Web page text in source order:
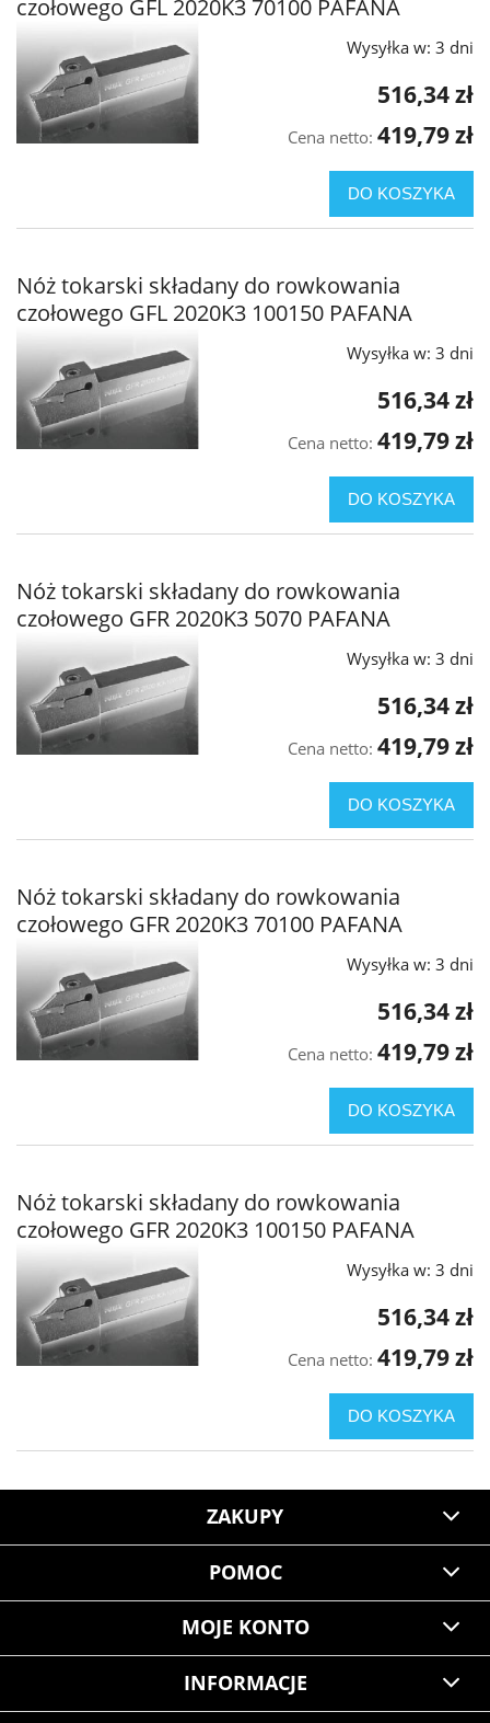
czołowego GFL 2020K3 70100 PAFANA
Wysyłka w: 3 dni
516,34 zł
Cena netto: 419,79 zł
DO KOSZYKA
Nóż tokarski składany do rowkowania
czołowego GFL 2020K3 100150 PAFANA
Wysyłka w: 3 dni
516,34 zł
Cena netto: 419,79 zł
DO KOSZYKA
Nóż tokarski składany do rowkowania
czołowego GFR 2020K3 5070 PAFANA
Wysyłka w: 3 dni
516,34 zł
Cena netto: 419,79 zł
DO KOSZYKA
Nóż tokarski składany do rowkowania
czołowego GFR 2020K3 70100 PAFANA
Wysyłka w: 3 dni
516,34 zł
Cena netto: 419,79 zł
DO KOSZYKA
Nóż tokarski składany do rowkowania
czołowego GFR 2020K3 100150 PAFANA
Wysyłka w: 3 dni
516,34 zł
Cena netto: 419,79 zł
DO KOSZYKA
ZAKUPY
POMOC
MOJE KONTO
INFORMACJE